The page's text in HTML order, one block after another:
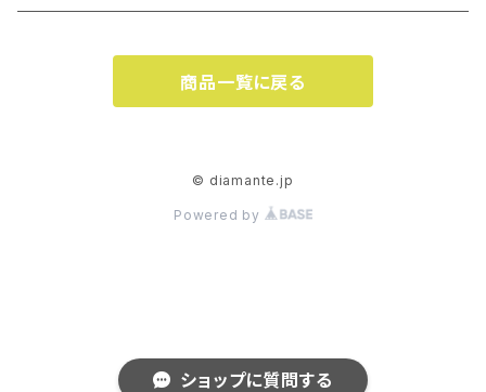
ショップに質問する
Birdsong バードソング Collection
Fantasy ファンタジー Collection
商品一覧に戻る
© diamante.jp
Powered by